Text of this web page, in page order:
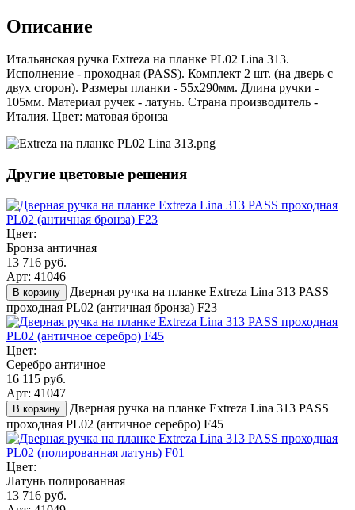
Описание
Итальянская ручка Extreza на планке PL02 Lina 313.
Исполнение - проходная (PASS). Комплект 2 шт. (на дверь с
двух сторон). Размеры планки - 55х290мм. Длина ручки -
105мм. Материал ручек - латунь. Страна производитель -
Италия. Цвет: матовая бронза
Другие цветовые решения
Цвет:
Бронза античная
13 716 руб.
Арт: 41046
В корзину
Дверная ручка на планке Extreza Lina 313 PASS
проходная PL02 (античная бронза) F23
Цвет:
Серебро античное
16 115 руб.
Арт: 41047
В корзину
Дверная ручка на планке Extreza Lina 313 PASS
проходная PL02 (античное серебро) F45
Цвет:
Латунь полированная
13 716 руб.